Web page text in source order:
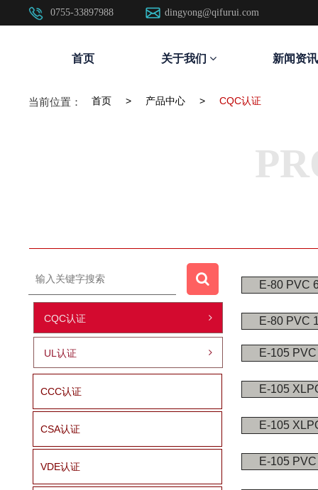
首页 关于我们 新闻资讯
0755-33897988 dingyong@qifurui.com
首页 > 产品中心 > CQC认证
当前位置：
CQC认证
UL认证
E-80 PVC
E-80 PVC
E-105
E-105
E-105
E-105
CCC认证
CSA认证
VDE认证